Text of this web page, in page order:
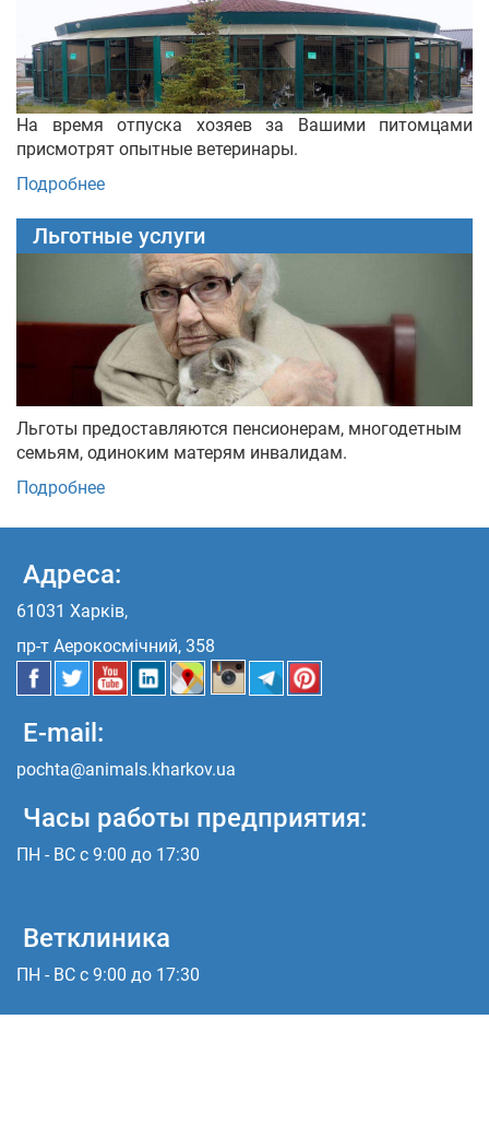
На время отпуска хозяев за Вашими питомцами
присмотрят опытные ветеринары.
Подробнее
Льготные услуги
Льготы предоставляются пенсионерам, многодетным
семьям, одиноким матерям инвалидам.
Подробнее
Адреса:
61031 Харків,
пр-т Аерокосмічний, 358
E-mail:
pochta@animals.kharkov.ua
Часы работы предприятия:
ПН - ВС с 9:00 до 17:30
Ветклиника
ПН - ВС с 9:00 до 17:30